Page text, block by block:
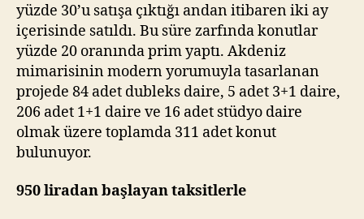
yüzde 30’u satışa çıktığı andan itibaren iki ay
içerisinde satıldı. Bu süre zarfında konutlar
yüzde 20 oranında prim yaptı. Akdeniz
mimarisinin modern yorumuyla tasarlanan
projede 84 adet dubleks daire, 5 adet 3+1 daire,
206 adet 1+1 daire ve 16 adet stüdyo daire
olmak üzere toplamda 311 adet konut
bulunuyor.
950 liradan başlayan taksitlerle